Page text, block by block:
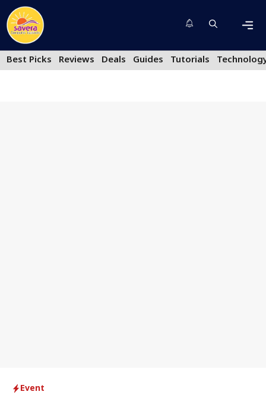
Skip
to
content
Best Picks
Reviews Deals Guides Tutorials
Event